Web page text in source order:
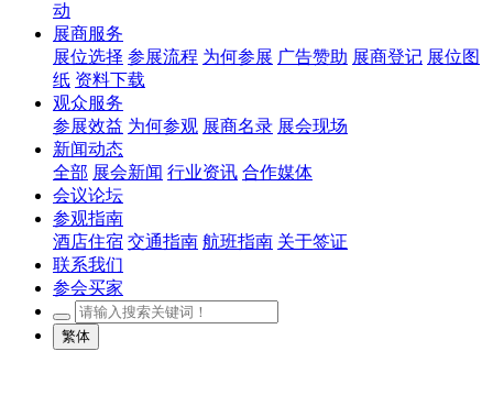
动
展商服务
展位选择 参展流程 为何参展 广告赞助 展商登记 展位图
纸 资料下载
观众服务
参展效益 为何参观 展商名录 展会现场
新闻动态
全部 展会新闻 行业资讯 合作媒体
会议论坛
参观指南
酒店住宿 交通指南 航班指南 关于签证
联系我们
参会买家
繁体